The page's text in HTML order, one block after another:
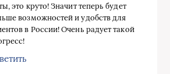
это круто! Значит теперь будет
возможностей и удобств для
в России! Очень радует такой